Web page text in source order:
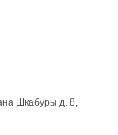
Шкабуры д. 8,